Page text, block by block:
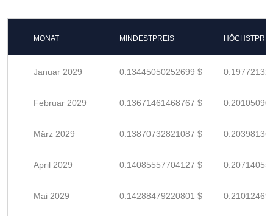
MONAT MINDESTPREIS
Januar 2029 0.13445050252699 $
Februar 2029 0.13671461468767 $
März 2029 0.13870732821087 $
April 2029 0.14085557704127 $
Mai 2029 0.14288479220801 $